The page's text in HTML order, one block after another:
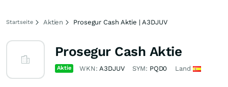
Startseite Aktien Prosegur Cash Aktie | A3DJUV
Prosegur Cash Aktie
Aktie WKN:A3DJUV SYM: PQD0 Land